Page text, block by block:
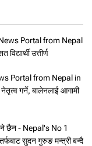
News Portal from Nepal
उत्तीर्ण
Portal from Nepal in
नेतृत्व गर्ने, बालेनलाई आगामी
हुने छैन - Nepal's No 1
सुदन गुरुङ मन्त्री बन्दै